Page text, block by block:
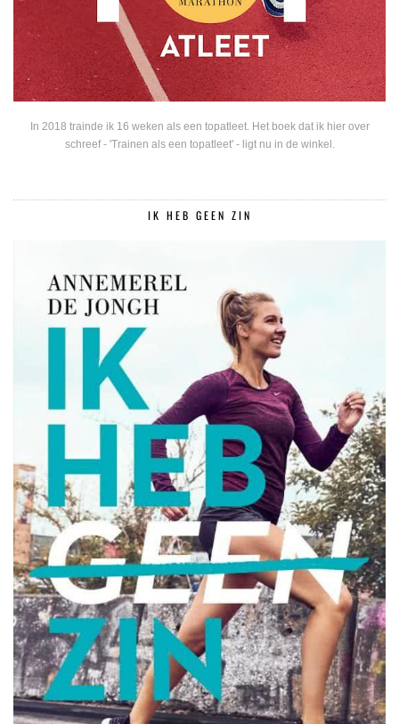
In 2018 trainde ik 16 weken als een topatleet. Het boek dat ik hier over
schreef - 'Trainen als een topatleet' - ligt nu in de winkel.
IK HEB GEEN ZIN